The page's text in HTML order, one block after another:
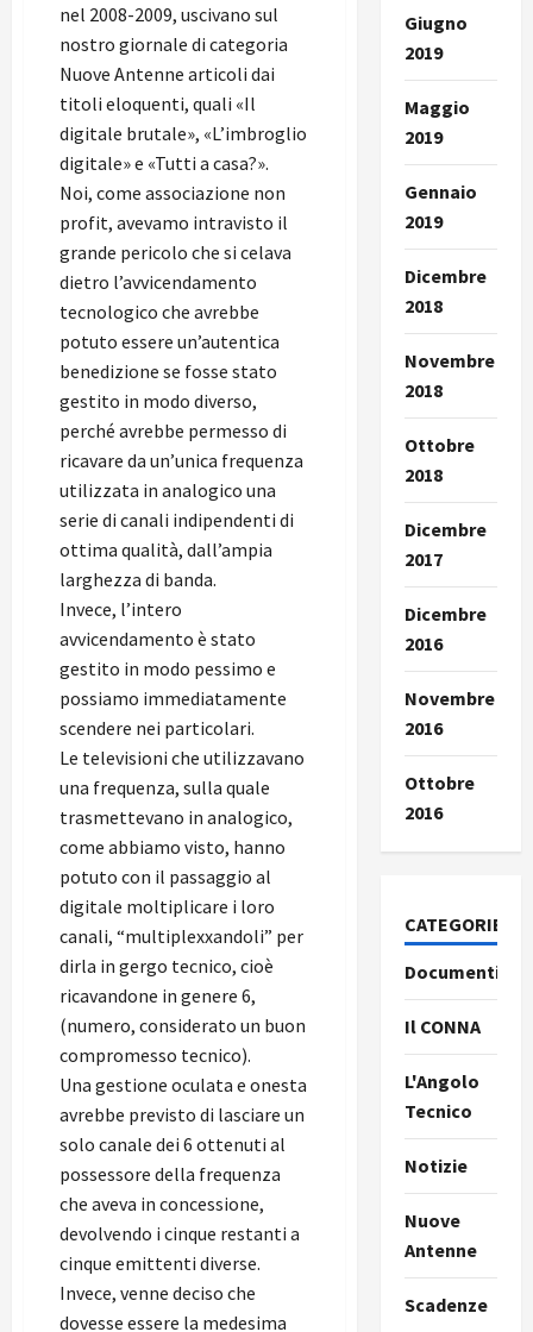
nel 2008-2009, uscivano sul
nostro giornale di categoria
Nuove Antenne articoli dai
titoli eloquenti, quali «Il
digitale brutale», «L’imbroglio
digitale» e «Tutti a casa?».
Noi, come associazione non
profit, avevamo intravisto il
grande pericolo che si celava
dietro l’avvicendamento
tecnologico che avrebbe
potuto essere un’autentica
benedizione se fosse stato
gestito in modo diverso,
perché avrebbe permesso di
ricavare da un’unica frequenza
utilizzata in analogico una
serie di canali indipendenti di
ottima qualità, dall’ampia
larghezza di banda.
Invece, l’intero
avvicendamento è stato
gestito in modo pessimo e
possiamo immediatamente
scendere nei particolari.
Le televisioni che utilizzavano
una frequenza, sulla quale
trasmettevano in analogico,
come abbiamo visto, hanno
potuto con il passaggio al
digitale moltiplicare i loro
canali, “multiplexxandoli” per
dirla in gergo tecnico, cioè
ricavandone in genere 6,
(numero, considerato un buon
compromesso tecnico).
Una gestione oculata e onesta
avrebbe previsto di lasciare un
solo canale dei 6 ottenuti al
possessore della frequenza
che aveva in concessione,
devolvendo i cinque restanti a
cinque emittenti diverse.
Invece, venne deciso che
dovesse essere la medesima
Giugno
2019
Maggio
2019
Gennaio
2019
Dicembre
2018
Novembre
2018
Ottobre
2018
Dicembre
2017
Dicembre
2016
Novembre
2016
Ottobre
2016
CATEGORIE
Documenti
Il CONNA
L'Angolo
Tecnico
Notizie
Nuove
Antenne
Scadenze